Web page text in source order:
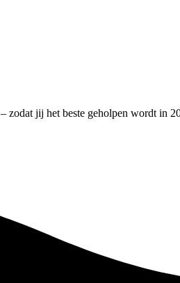
– zodat jij het beste geholpen wordt in